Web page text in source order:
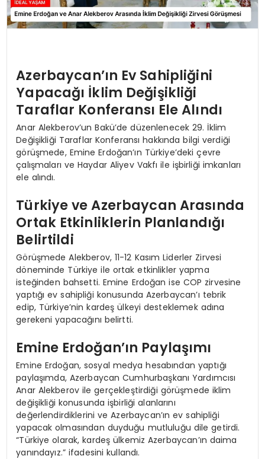
Azerbaycan’ın Ev Sahipliğini
Yapacağı İklim Değişikliği
Taraflar Konferansı Ele Alındı
Anar Alekberov’un Bakü’de düzenlenecek 29. İklim
Değişikliği Taraflar Konferansı hakkında bilgi verdiği
görüşmede, Emine Erdoğan’ın Türkiye’deki çevre
çalışmaları ve Haydar Aliyev Vakfı ile işbirliği imkanları
ele alındı.
Türkiye ve Azerbaycan Arasında
Ortak Etkinliklerin Planlandığı
Belirtildi
Görüşmede Alekberov, 11-12 Kasım Liderler Zirvesi
döneminde Türkiye ile ortak etkinlikler yapma
isteğinden bahsetti. Emine Erdoğan ise COP zirvesine
yaptığı ev sahipliği konusunda Azerbaycan’ı tebrik
edip, Türkiye’nin kardeş ülkeyi desteklemek adına
gerekeni yapacağını belirtti.
Emine Erdoğan’ın Paylaşımı
Emine Erdoğan, sosyal medya hesabından yaptığı
paylaşımda, Azerbaycan Cumhurbaşkanı Yardımcısı
Anar Alekberov ile gerçekleştirdiği görüşmede iklim
değişikliği konusunda işbirliği alanlarını
değerlendirdiklerini ve Azerbaycan’ın ev sahipliği
yapacak olmasından duyduğu mutluluğu dile getirdi.
“Türkiye olarak, kardeş ülkemiz Azerbaycan’ın daima
yanındayız.” ifadesini kullandı.